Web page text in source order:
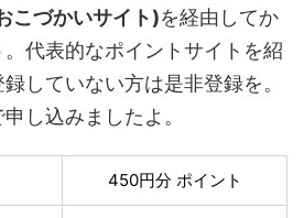
こづかいサイト)を経由してか
代表的なポイントサイトを紹
していない方は是非登録を。
し込みましたよ。
450円分 ポイント